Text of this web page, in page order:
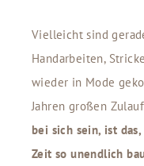
Vielleicht sind
Handarbeiten,
wieder in Mode
Jahren großen
bei sich sein, ist
Zeit so unendlich